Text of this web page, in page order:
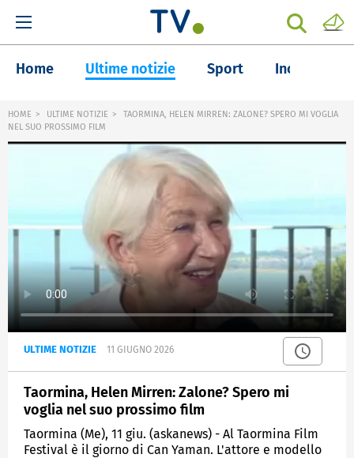
Home Ultime notizie Sport Inchieste
HOME ULTIME NOTIZIE
TAORMINA, HELEN MIRREN: ZALONE? SPERO MI VOGLIA
NEL SUO PROSSIMO FILM
ULTIME NOTIZIE 11 GIUGNO 2026
Taormina, Helen Mirren: Zalone? Spero mi
voglia nel suo prossimo film
Taormina (Me), 11 giu. (askanews) - Al Taormina Film
Festival è il giorno di Can Yaman. L'attore e modello